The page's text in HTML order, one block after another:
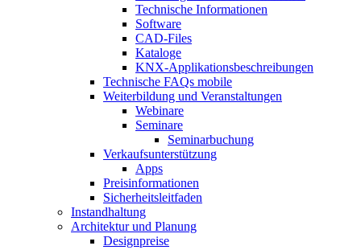
Technische Informationen
Software
CAD-Files
Kataloge
KNX-Applikationsbeschreibungen
Technische FAQs mobile
Weiterbildung und Veranstaltungen
Webinare
Seminare
Seminarbuchung
Verkaufsunterstützung
Apps
Preisinformationen
Sicherheitsleitfaden
Instandhaltung
Architektur und Planung
Designpreise